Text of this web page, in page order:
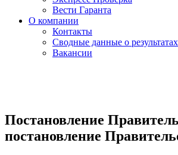
Вести Гаранта
О компании
Контакты
Сводные данные о
Вакансии
Постановление
постановление